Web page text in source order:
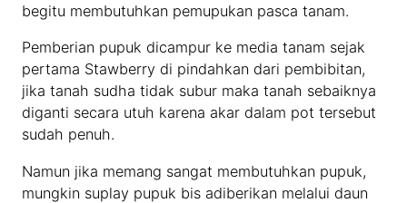
begitu membutuhkan pemupukan pasca tanam.
Pemberian pupuk dicampur ke media tanam sejak
pertama Stawberry di pindahkan dari pembibitan,
jika tanah sudha tidak subur maka tanah sebaiknya
diganti secara utuh karena akar dalam pot tersebut
sudah penuh.
Namun jika memang sangat membutuhkan pupuk,
mungkin suplay pupuk bis adiberikan melalui daun